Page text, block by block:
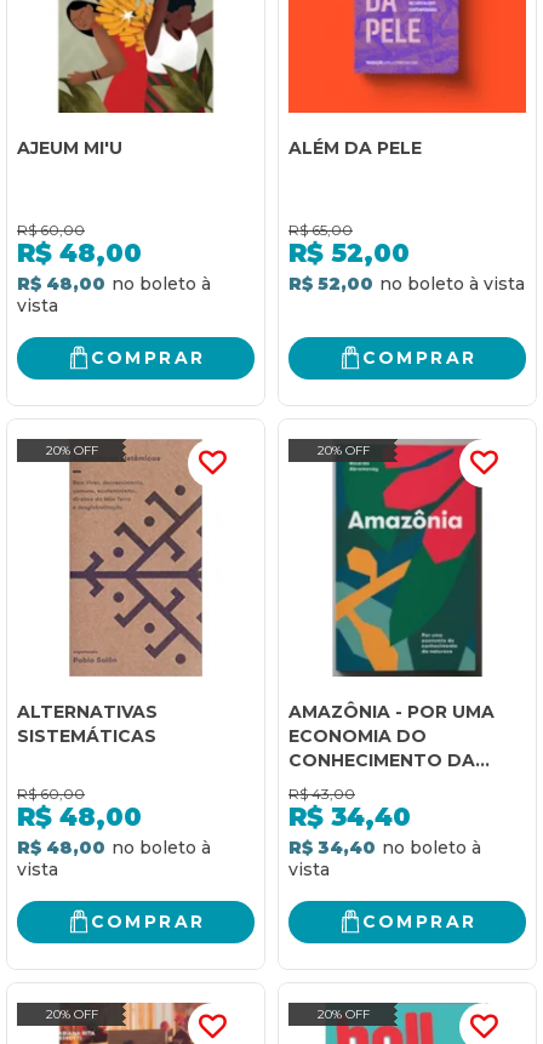
AJEUM MI'U
R$ 60,00
R$ 48,00
R$ 48,00
COMPRAR
ALÉM DA PELE
R$ 65,00
R$ 52,00
R$ 52,00
COMPRAR
20% OFF
ALTERNATIVAS
SISTEMÁTICAS
R$ 60,00
R$ 48,00
R$ 48,00
COMPRAR
20% OFF
AMAZÔNIA - POR UMA
ECONOMIA DO
CONHECIMENTO DA
NATUREZA AMAZÔNIA
R$ 43,00
R$ 34,40
R$ 34,40
COMPRAR
20% OFF 20% OFF